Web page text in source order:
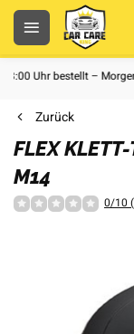
Uhr bestellt –
Zurück
FLEX
M14
0/10